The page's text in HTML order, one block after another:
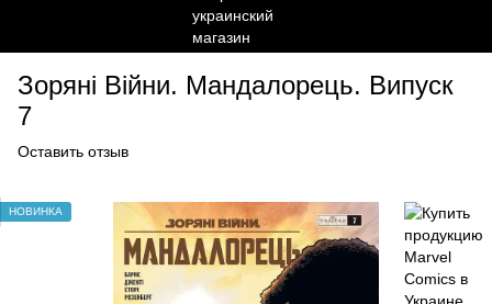
Зоряні Війни. Мандалорець. Випуск
7
Оставить отзыв
НОВИНКА